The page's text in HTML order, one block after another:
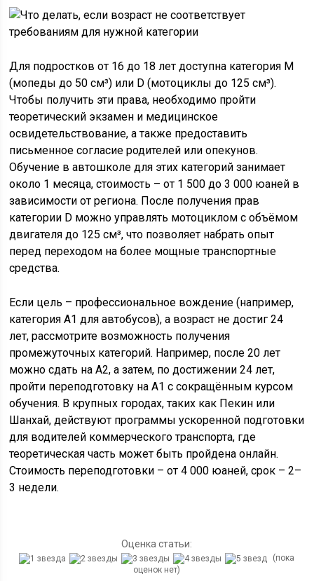
Для подростков от 16 до 18 лет доступна категория M
(мопеды до 50 см³) или D (мотоциклы до 125 см³).
Чтобы получить эти права, необходимо пройти
теоретический экзамен и медицинское
освидетельствование, а также предоставить
письменное согласие родителей или опекунов.
Обучение в автошколе для этих категорий занимает
около 1 месяца, стоимость – от 1 500 до 3 000 юаней в
зависимости от региона. После получения прав
категории D можно управлять мотоциклом с объёмом
двигателя до 125 см³, что позволяет набрать опыт
перед переходом на более мощные транспортные
средства.
Если цель – профессиональное вождение (например,
категория A1 для автобусов), а возраст не достиг 24
лет, рассмотрите возможность получения
промежуточных категорий. Например, после 20 лет
можно сдать на A2, а затем, по достижении 24 лет,
пройти переподготовку на A1 с сокращённым курсом
обучения. В крупных городах, таких как Пекин или
Шанхай, действуют программы ускоренной подготовки
для водителей коммерческого транспорта, где
теоретическая часть может быть пройдена онлайн.
Стоимость переподготовки – от 4 000 юаней, срок – 2–
3 недели.
Оценка статьи:
(пока
оценок нет)